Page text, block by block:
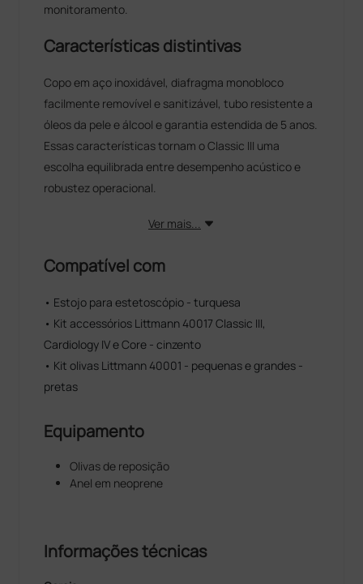
monitoramento.
Características distintivas
Copo em aço inoxidável, diafragma monobloco
facilmente removível e sanitizável, tubo resistente a
óleos da pele e álcool e garantia estendida de 5 anos.
Essas características tornam o Classic III uma
escolha equilibrada entre desempenho acústico e
robustez operacional.
Ver mais...
Compatível com
• Estojo para estetoscópio - turquesa
• Kit accessórios Littmann 40017 Classic III,
Cardiology IV e Core - cinzento
• Kit olivas Littmann 40001 - pequenas e grandes -
pretas
Equipamento
Olivas de reposição
Anel em neoprene
Informações técnicas